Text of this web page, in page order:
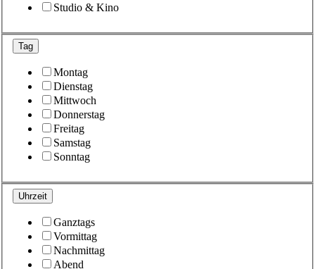
Studio & Kino
Tag
Montag
Dienstag
Mittwoch
Donnerstag
Freitag
Samstag
Sonntag
Uhrzeit
Ganztags
Vormittag
Nachmittag
Abend